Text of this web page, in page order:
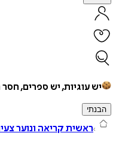
יש עוגיות, יש ספרים,
הבנתי
ראשית קריאה ונוער